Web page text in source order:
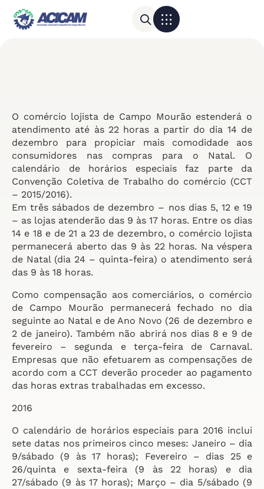
O comércio lojista de Campo Mourão estenderá o
atendimento até às 22 horas a partir do dia 14 de
dezembro para propiciar mais comodidade aos
consumidores nas compras para o Natal. O
calendário de horários especiais faz parte da
Convenção Coletiva de Trabalho do comércio (CCT
– 2015/2016).
Em três sábados de dezembro – nos dias 5, 12 e 19
– as lojas atenderão das 9 às 17 horas. Entre os dias
14 e 18 e de 21 a 23 de dezembro, o comércio lojista
permanecerá aberto das 9 às 22 horas. Na véspera
de Natal (dia 24 – quinta-feira) o atendimento será
das 9 às 18 horas.
Como compensação aos comerciários, o comércio
de Campo Mourão permanecerá fechado no dia
seguinte ao Natal e de Ano Novo (26 de dezembro e
2 de janeiro). Também não abrirá nos dias 8 e 9 de
fevereiro – segunda e terça-feira de Carnaval.
Empresas que não efetuarem as compensações de
acordo com a CCT deverão proceder ao pagamento
das horas extras trabalhadas em excesso.
2016
O calendário de horários especiais para 2016 inclui
sete datas nos primeiros cinco meses: Janeiro – dia
9/sábado (9 às 17 horas); Fevereiro – dias 25 e
26/quinta e sexta-feira (9 às 22 horas) e dia
27/sábado (9 às 17 horas); Março – dia 5/sábado (9